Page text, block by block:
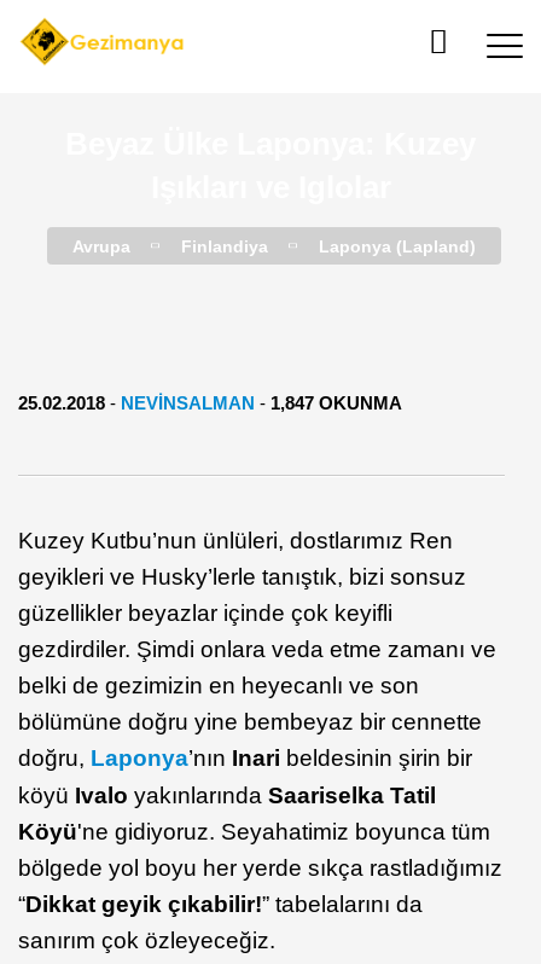
Avrupa Finlandiya Laponya (Lapland)
25.02.2018 - NEVINSALMAN - 1,847 OKUNMA
Kuzey Kutbu’nun ünlüleri, dostlarımız Ren
geyikleri ve Husky’lerle tanıştık, bizi sonsuz
güzellikler beyazlar içinde çok keyifli
gezdirdiler. Şimdi onlara veda etme zamanı ve
belki de gezimizin en heyecanlı ve son
bölümüne doğru yine bembeyaz bir cennette
doğru, Laponya’nın Inari beldesinin şirin bir
köyü Ivalo yakınlarında Saariselka Tatil
Köyü'ne gidiyoruz. Seyahatimiz boyunca tüm
bölgede yol boyu her yerde sıkça rastladığımız
“Dikkat geyik çıkabilir!” tabelalarını da
sanırım çok özleyeceğiz.